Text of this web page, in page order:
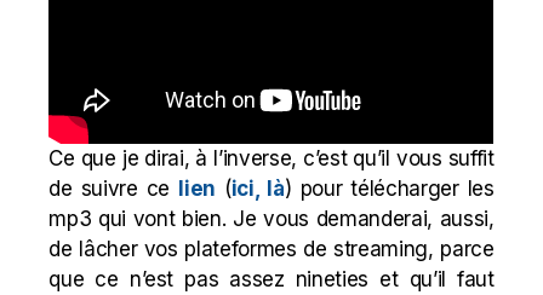
Ce que je dirai, à l’inverse, c’est qu’il vous suffit
de suivre ce lien (ici, là) pour télécharger les
mp3 qui vont bien. Je vous demanderai, aussi,
de lâcher vos plateformes de streaming, parce
que ce n’est pas assez nineties et qu’il faut